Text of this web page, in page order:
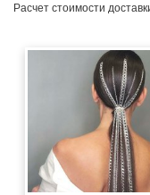
Расчет стоимости